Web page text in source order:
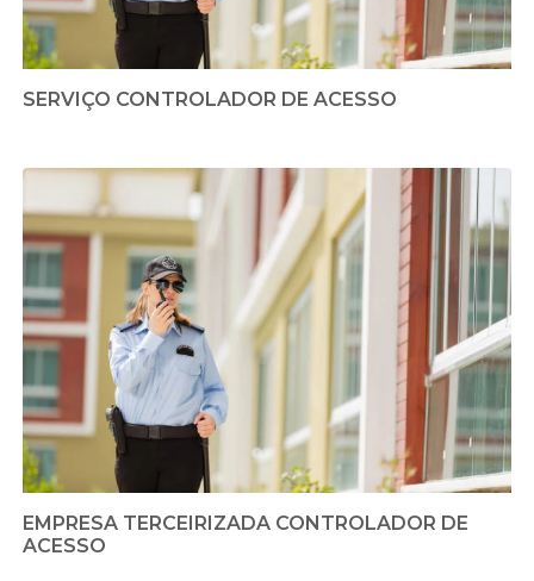
SERVIÇO CONTROLADOR DE ACESSO
EMPRESA TERCEIRIZADA CONTROLADOR DE
ACESSO